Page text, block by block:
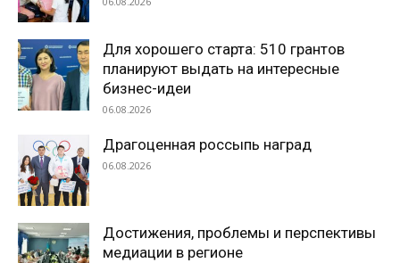
Для хорошего старта: 510 грантов
планируют выдать на интересные
бизнес-идеи
06.08.2026
Драгоценная россыпь наград
06.08.2026
Достижения, проблемы и перспективы
медиации в регионе